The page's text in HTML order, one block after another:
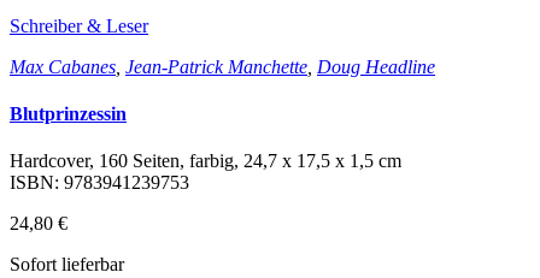
Schreiber & Leser
Max Cabanes Jean-Patrick Manchette Doug Headline
Blutprinzessin
Hardcover, 160 Seiten, farbig, 24,7 x 17,5 x 1,5 cm
ISBN: 9783941239753
24,80 €
Sofort lieferbar